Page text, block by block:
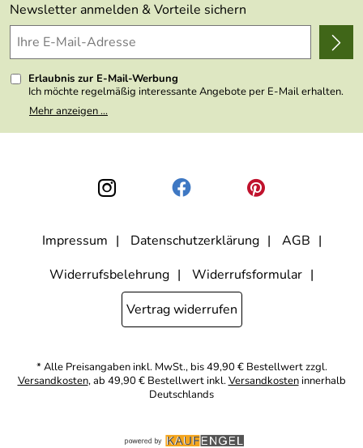
Delivery Terms
Kundenlogin
Themen
Wir über uns
Presse
Newsletter anmelden & Vorteile sichern
Erlaubnis zur E-Mail-Werbung
Ich möchte regelmäßig interessante Angebote per E-Mail erhalten.
Meine E-Mail-Adresse wird nicht an andere Unternehmen
weitergegeben. Zu statistischen Zwecken wird in anonymer Form
den Link "Abmelden" am Ende des Newsletters anklicke oder die
Option Newsletter im Mitgliederbereich deaktiviere. Die
Datenschutzerklärung
habe ich zur Kenntnis genommen.
Mehr anzeigen ...
Impressum Datenschutzerklärung
AGB
Widerrufsbelehrung
Widerrufsformular
Vertrag widerrufen
* Alle Preisangaben inkl. MwSt., bis 49,90 € Bestellwert zzgl.
Versandkosten, ab 49,90 € Bestellwert inkl.Versandkosteninnerhalb
Deutschlands